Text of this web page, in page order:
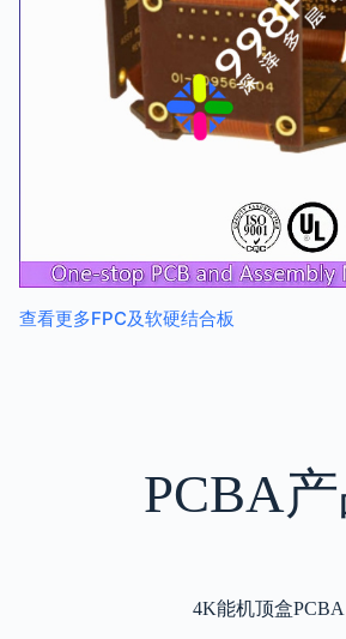
查看更多FPC及软硬结合板
PCBA
4K能机顶盒PCBA